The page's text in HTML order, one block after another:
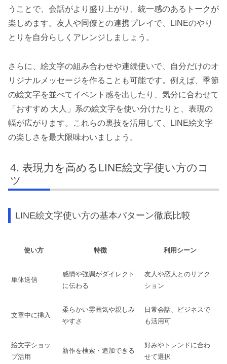
うことで、会話がより盛り上がり、統一感のあるトークが
楽しめます。友人や同僚との連携プレイで、LINEのやり
とりを自分らしくアレンジしましょう。
さらに、絵文字の組み合わせや連続使いで、自分だけのオ
リジナルメッセージを作ることも可能です。例えば、季節
の絵文字を並べてイベント感を出したり、気分に合わせて
「おすすめ 大人」系の絵文字を使い分けたりと、表現の
幅が広がります。これらの裏技を活用して、LINE絵文字
の楽しさを最大限味わいましょう。
表現力を高めるLINE絵文字使い方のコ
ツ
LINE絵文字使い方の基本パターン徹底比較
使い方 特徴 利用シーン
単体送信
感情や強調がダイレクト
に伝わる
友人や恋人とのリアク
ション
文章中に挿入
柔らかい雰囲気や親しみ
やすさ
日常会話、ビジネスで
も活用可
絵文字ショッ
プ活用
新作を検索・追加できる
好みやトレンドに合わ
せて選択